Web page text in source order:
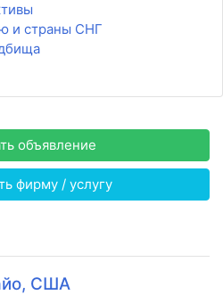
и страны СНГ
объявление
фирму / услугу
США